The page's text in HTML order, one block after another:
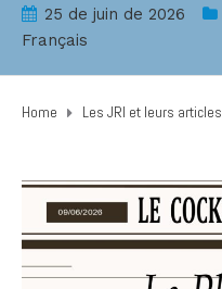
25 de juin de 2026
Français
Home Les JRI et leurs articles